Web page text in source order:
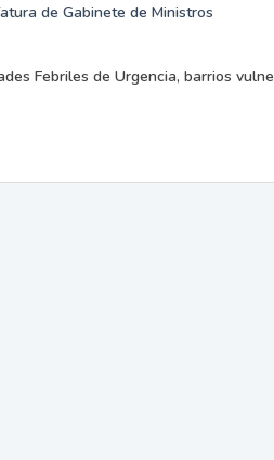
de Gabinete de Ministros
Febriles de Urgencia, barrios